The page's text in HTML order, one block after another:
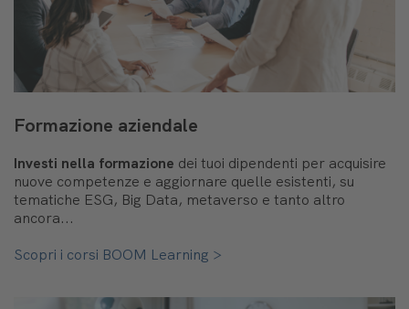
Formazione aziendale
Investi nella formazione dei tuoi dipendenti per acquisire
nuove competenze e aggiornare quelle esistenti, su
tematiche ESG, Big Data, metaverso e tanto altro
ancora...
Scopri i corsi BOOM Learning >